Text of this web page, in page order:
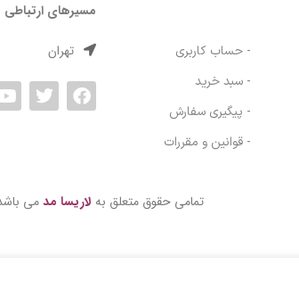
- حساب کاربری
- سبد خرید
- پیگیری سفارش
- قوانین و مقررات
مسیرهای ارتباطی
تهران
تمامی حقوق متعلق به لاریسا مدمی